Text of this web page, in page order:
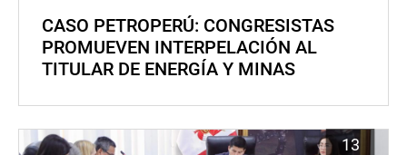
CASO PETROPERÚ: CONGRESISTAS
PROMUEVEN INTERPELACIÓN AL
TITULAR DE ENERGÍA Y MINAS
13